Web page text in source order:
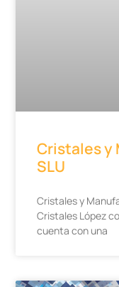
Cristales y
SLU
Cristales y
Cristales López
cuenta con una